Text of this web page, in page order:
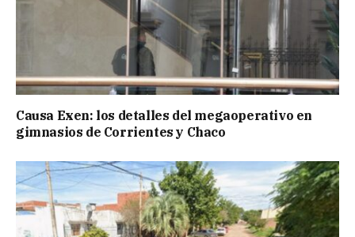
Causa Exen: los detalles del megaoperativo en
gimnasios de Corrientes y Chaco